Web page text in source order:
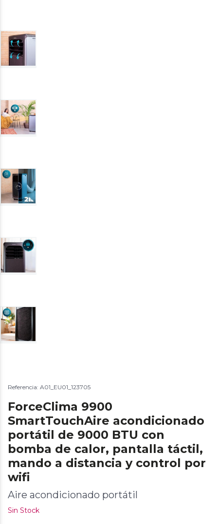
Referencia: A01_EU01_123705
ForceClima 9900
SmartTouchAire acondicionado
portátil de 9000 BTU con
bomba de calor, pantalla táctil,
mando a distancia y control por
wifi
Aire acondicionado portátil
Sin Stock